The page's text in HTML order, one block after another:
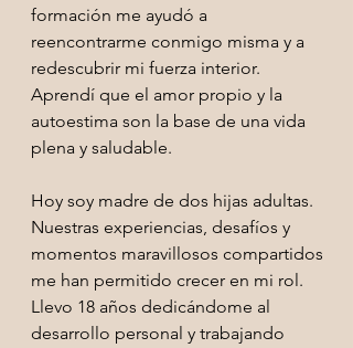
formación me ayudó a
reencontrarme conmigo misma y a
redescubrir mi fuerza interior.
Aprendí que el amor propio y la
autoestima son la base de una vida
plena y saludable.
Hoy soy madre de dos hijas adultas.
Nuestras experiencias, desafíos y
momentos maravillosos compartidos
me han permitido crecer en mi rol.
Llevo 18 años dedicándome al
desarrollo personal y trabajando